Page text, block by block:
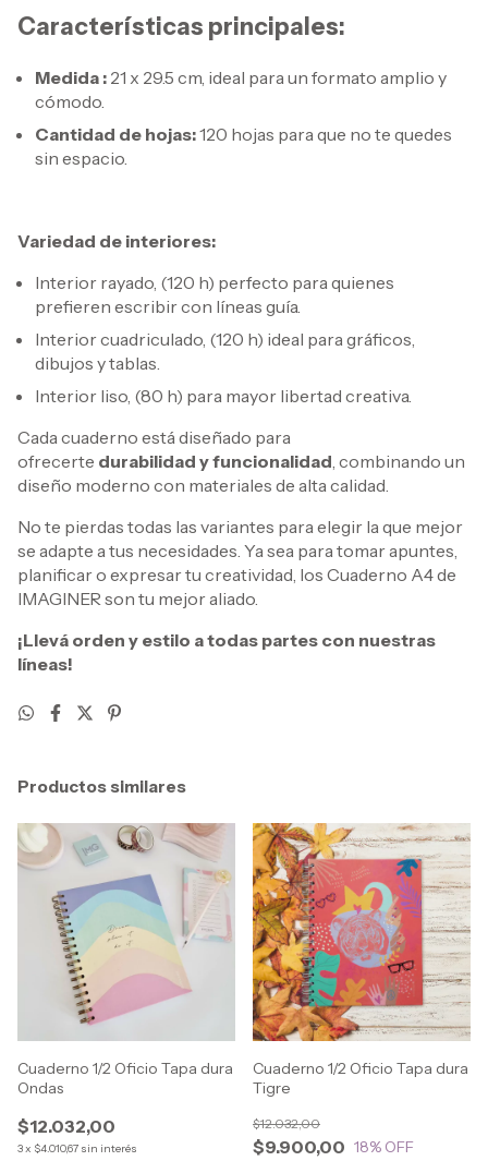
Características principales:
Medida : 21 x 29.5 cm, ideal para un formato amplio y
cómodo.
Cantidad de hojas:120 hojas para que no te quedes
sin espacio.
Variedad de interiores:
Interior rayado, (120 h) perfecto para quienes
prefieren escribir con líneas guía.
Interior cuadriculado, (120 h) ideal para gráficos,
dibujos y tablas.
Interior liso, (80 h) para mayor libertad creativa.
Cada cuaderno está diseñado para
ofrecerte durabilidad y funcionalidad, combinando un
diseño moderno con materiales de alta calidad.
No te pierdas todas las variantes para elegir la que mejor
se adapte a tus necesidades. Ya sea para tomar apuntes,
planificar o expresar tu creatividad, los Cuaderno A4 de
IMAGINER son tu mejor aliado.
¡Llevá orden y estilo a todas partes con nuestras
líneas!
Productos similares
Cuaderno 1/2 Oficio Tapa dura
Ondas
$12.032,00
3x $4.010,67 sin interés
Cuaderno 1/2 Oficio Tapa dura
Tigre
$9.900,00
$12.032,00
18% OFF